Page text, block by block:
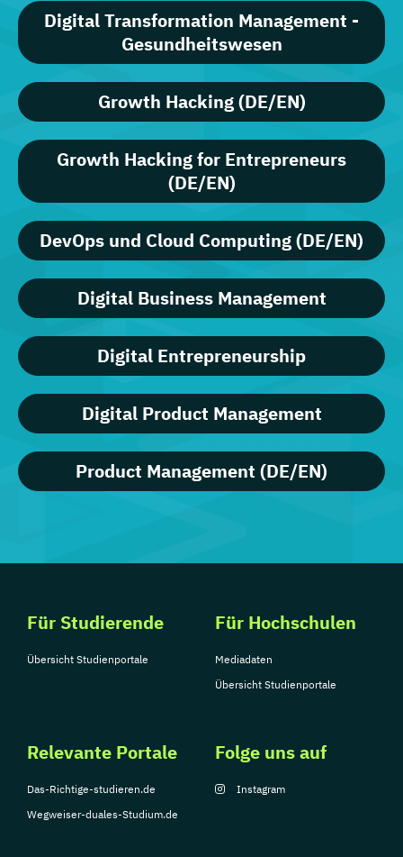
Digital Transformation Management -
Gesundheitswesen
Growth Hacking (DE/EN)
Growth Hacking for Entrepreneurs
(DE/EN)
DevOps und Cloud Computing (DE/EN)
Digital Business Management
Digital Entrepreneurship
Digital Product Management
Product Management (DE/EN)
Für Studierende
Übersicht Studienportale
Für Hochschulen
Mediadaten
Übersicht Studienportale
Relevante Portale
Das-Richtige-studieren.de
Wegweiser-duales-Studium.de
Folge uns auf
Instagram